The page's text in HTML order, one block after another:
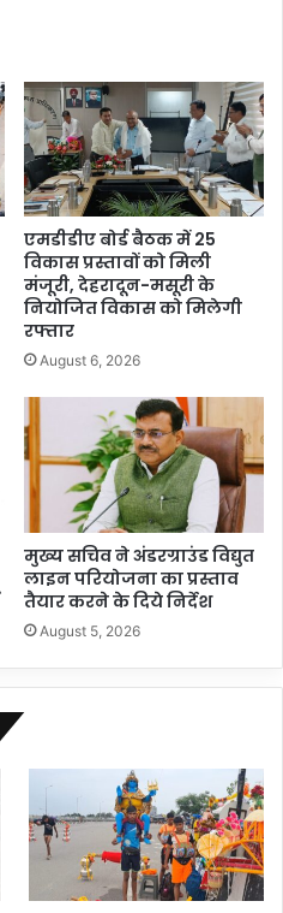
एमडीडीए बोर्ड बैठक में 25
विकास प्रस्तावों को मिली
मंजूरी, देहरादून-मसूरी के
नियोजित विकास को मिलेगी
रफ्तार
August 6, 2026
मुख्य सचिव ने अंडरग्राउंड विद्युत
लाइन परियोजना का प्रस्ताव
तैयार करने के दिये निर्देश
August 5, 2026